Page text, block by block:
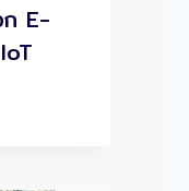
E-